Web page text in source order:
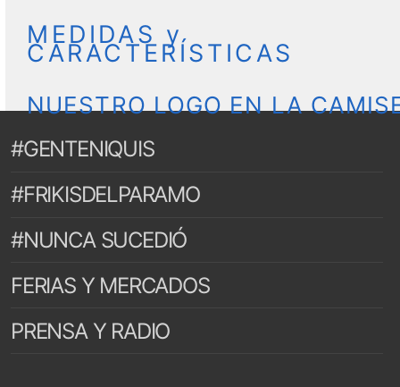
MEDIDAS y
CARACTERÍSTICAS
NUESTRO LOGO EN LA
#GENTENIQUIS
#FRIKISDELPARAMO
#NUNCA SUCEDIÓ
FERIAS Y MERCADOS
PRENSA Y RADIO